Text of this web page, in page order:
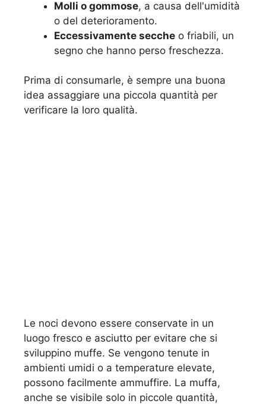
Molli o gommose, a causa dell'umidità
o del deterioramento.
Eccessivamente secche o friabili, un
segno che hanno perso freschezza.
Prima di consumarle, è sempre una buona
idea assaggiare una piccola quantità per
verificare la loro qualità.
Le noci devono essere conservate in un
luogo fresco e asciutto per evitare che si
sviluppino muffe. Se vengono tenute in
ambienti umidi o a temperature elevate,
possono facilmente ammuffire. La muffa,
anche se visibile solo in piccole quantità,